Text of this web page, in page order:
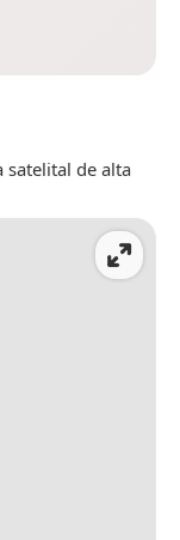
satelital de alta